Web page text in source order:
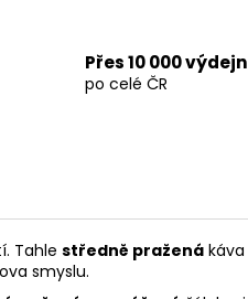
Přes 10 000
po celé ČR
Tahle středně pražená
smyslu.